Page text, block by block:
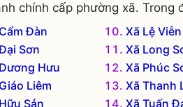
chính cấp phường xã. Trong
Đàn
Sơn
Hưu
Liêm
Sản
Xã Lệ Viễn
Xã Long
Xã Phúc
Xã Thanh
Xã Tuấn